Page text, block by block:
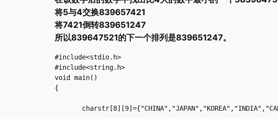
将5与4交换839657421
将7421倒转839651247
所以839647521的下一个排列是839651247。
#include<stdio.h>
#include<string.h>
void main()
{